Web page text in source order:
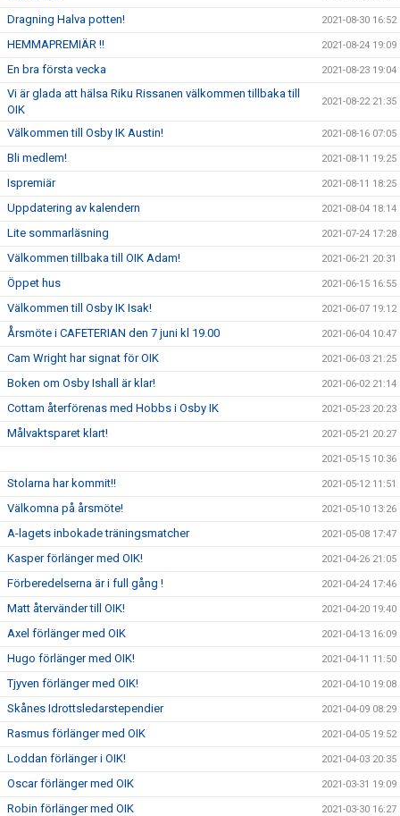
Dragning Halva potten! 2021-08-30 16:52
HEMMAPREMIÄR !! 2021-08-24 19:09
En bra första vecka 2021-08-23 19:04
Vi är glada att hälsa Riku Rissanen välkommen tillbaka till
OIK
2021-08-22 21:35
Välkommen till Osby IK Austin! 2021-08-16 07:05
Bli medlem! 2021-08-11 19:25
Ispremiär 2021-08-11 18:25
Uppdatering av kalendern 2021-08-04 18:14
Lite sommarläsning 2021-07-24 17:28
Välkommen tillbaka till OIK Adam! 2021-06-21 20:31
Öppet hus 2021-06-15 16:55
Välkommen till Osby IK Isak! 2021-06-07 19:12
Årsmöte i CAFETERIAN den 7 juni kl 19.00 2021-06-04 10:47
Cam Wright har signat för OIK 2021-06-03 21:25
Boken om Osby Ishall är klar! 2021-06-02 21:14
Cottam återförenas med Hobbs i Osby IK 2021-05-23 20:23
Målvaktsparet klart! 2021-05-21 20:27
2021-05-15 10:36
Stolarna har kommit!! 2021-05-12 11:51
Välkomna på årsmöte! 2021-05-10 13:26
A-lagets inbokade träningsmatcher 2021-05-08 17:47
Kasper förlänger med OIK! 2021-04-26 21:05
Förberedelserna är i full gång ! 2021-04-24 17:46
Matt återvänder till OIK! 2021-04-20 19:40
Axel förlänger med OIK 2021-04-13 16:09
Hugo förlänger med OIK! 2021-04-11 11:50
Tjyven förlänger med OIK! 2021-04-10 19:08
Skånes Idrottsledarstependier 2021-04-09 08:29
Rasmus förlänger med OIK 2021-04-05 19:52
Loddan förlänger i OIK! 2021-04-03 20:35
Oscar förlänger med OIK 2021-03-31 19:09
Robin förlänger med OIK 2021-03-30 16:27